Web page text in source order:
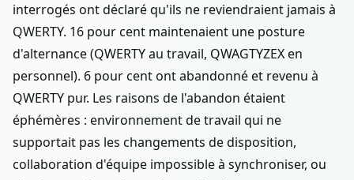
interrogés ont déclaré qu'ils ne reviendraient jamais à
QWERTY. 16 pour cent maintenaient une posture
d'alternance (QWERTY au travail, QWAGTYZEX en
personnel). 6 pour cent ont abandonné et revenu à
QWERTY pur. Les raisons de l'abandon étaient
éphémères : environnement de travail qui ne
supportait pas les changements de disposition,
collaboration d'équipe impossible à synchroniser, ou